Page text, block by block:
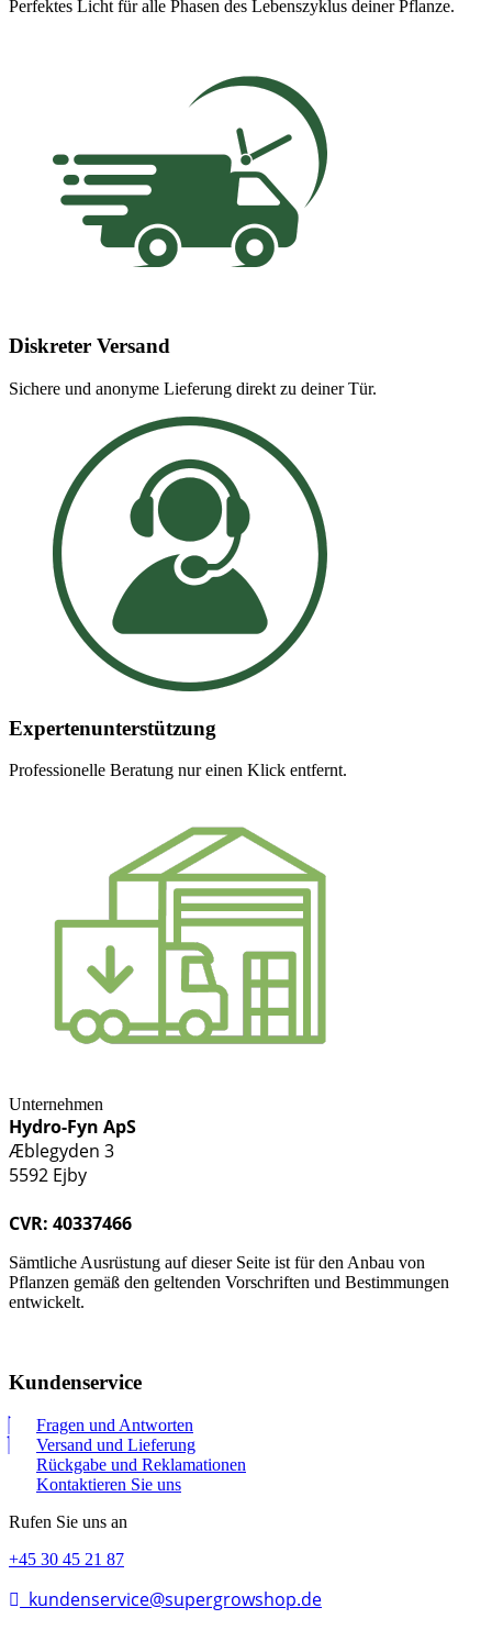
Perfektes Licht für alle Phasen des Lebenszyklus deiner Pflanze.
Diskreter Versand
Sichere und anonyme Lieferung direkt zu deiner Tür.
Expertenunterstützung
Professionelle Beratung nur einen Klick entfernt.
Unternehmen
Hydro-Fyn ApS
Æblegyden 3
5592 Ejby
CVR: 40337466
Sämtliche Ausrüstung auf dieser Seite ist für den Anbau von
Pflanzen gemäß den geltenden Vorschriften und Bestimmungen
entwickelt.
Kundenservice
Fragen und Antworten
Versand und Lieferung
Rückgabe und Reklamationen
Kontaktieren Sie uns
Rufen Sie uns an
+45 30 45 21 87
kundenservice@supergrowshop.de